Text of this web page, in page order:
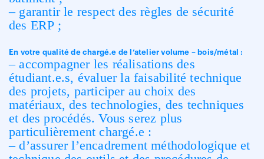
– garantir le respect des règles de sécurité
des ERP ;
En votre qualité de chargé.e de l’atelier volume – bois/métal :
– accompagner les réalisations des
étudiant.e.s, évaluer la faisabilité technique
des projets, participer au choix des
matériaux, des technologies, des techniques
et des procédés. Vous serez plus
particulièrement chargé.e :
– d’assurer l’encadrement méthodologique et